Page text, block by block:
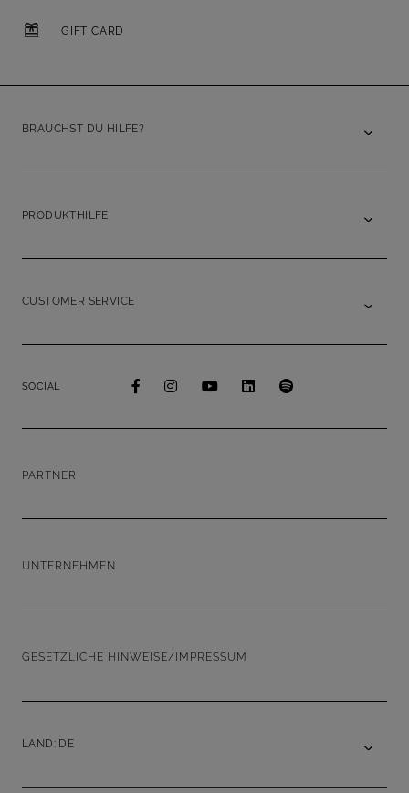
GIFT CARD
BRAUCHST DU HILFE?
PRODUKTHILFE
CUSTOMER SERVICE
SOCIAL
PARTNER
UNTERNEHMEN
GESETZLICHE HINWEISE/IMPRESSUM
LAND: DE